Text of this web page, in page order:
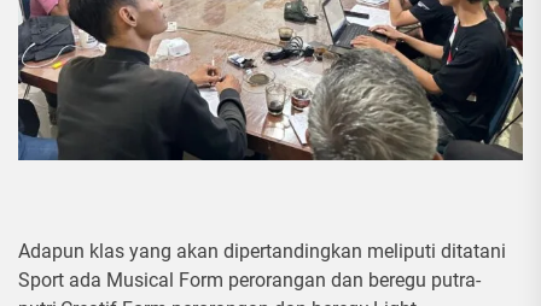
Adapun klas yang akan dipertandingkan meliputi ditatani
Sport ada Musical Form perorangan dan beregu putra-